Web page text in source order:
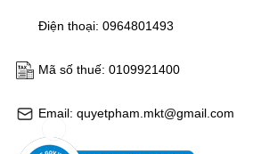
Email: quyetpham.mkt@gmail.com
Mã số thuế: 0109921400
Điện thoại: 0964801493